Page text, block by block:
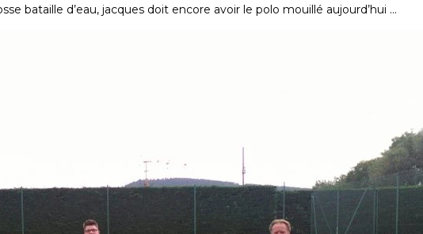
bataille d’eau, jacques doit encore avoir le polo mouillé aujourd’hui …